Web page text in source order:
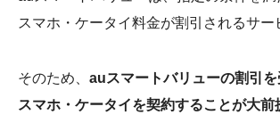
スマホ・ケータイ料金が割引されるサー
そのため、 auスマートバリューの割引
スマホ・ケータイを契約することが大前